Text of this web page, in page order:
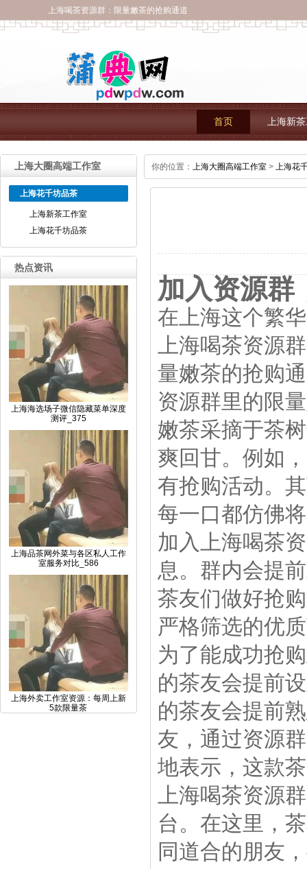
上海喝茶资源群：限量嫩茶的抢购通道
首页 上海新
上海大圈高端工作室
上海花千坊品茶
上海新茶工作室
上海花千坊品茶
热点资讯
上海海选场子微信隐藏菜单深度
测评_375
上海品茶网外菜与各区私人工作
室服务对比_586
上海外卖工作室资源：每周上新
5款限量茶
你的位置： 上海大圈高端工作室 > 上海花
加入资源群
在上海这个繁
上海喝茶资源
量嫩茶的抢购
资源群里的限
嫩茶采摘于茶
爽回甘。例如
有抢购活动。
每一口都仿佛
加入上海喝茶
息。群内会提
茶友们做好抢
严格筛选的优
为了能成功抢
的茶友会提前
的茶友会提前
友，通过资源
地表示，这款
上海喝茶资源
台。在这里，
同道合的朋友